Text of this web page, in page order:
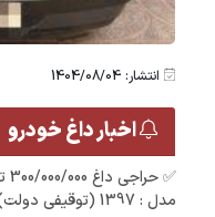
انتشار: 1404/08/04
اخبار داغ خودرو
مدل : 1397 (توقیفی دولت)